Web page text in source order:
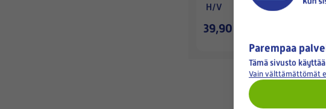
H/V
39,90 €
Parempaa
Tämä sivusto
Vain välttämättömät